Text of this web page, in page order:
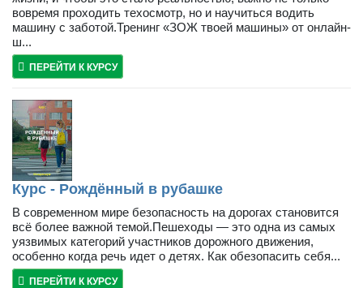
вовремя проходить техосмотр, но и научиться водить
машину с заботой.Тренинг «ЗОЖ твоей машины» от онлайн-
ш...
ПЕРЕЙТИ К КУРСУ
Курс - Рождённый в рубашке
В современном мире безопасность на дорогах становится
всё более важной темой.Пешеходы — это одна из самых
уязвимых категорий участников дорожного движения,
особенно когда речь идет о детях. Как обезопасить себя...
ПЕРЕЙТИ К КУРСУ